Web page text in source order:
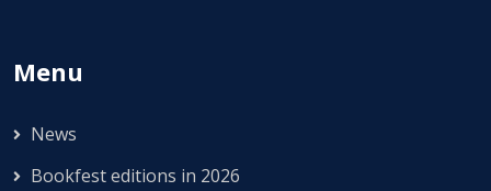
Menu
News
Bookfest editions in 2026